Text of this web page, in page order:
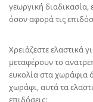
γεωργική διαδικασία,
όσον αφορά τις
Χρειάζεστε ελαστικά
μεταφέρουν το
ευκολία στα χωράφια
χωράφι, αυτά τα
επιδόσεις: